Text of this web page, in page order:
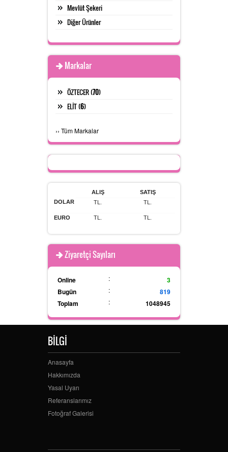
Mevlüt Şekeri
Diğer Ürünler
Markalar
ÖZTECER (70)
ELİT (6)
›› Tüm Markalar
ALIŞ
SATIŞ
DOLAR
TL. TL.
EURO TL. TL.
Ziyaretçi Sayıları
Online :
3
Bugün
:
819
Toplam
: 1048945
BİLGİ
Anasayfa
Hakkımızda
Yasal Uyarı
Referanslarımız
Fotoğraf Galerisi